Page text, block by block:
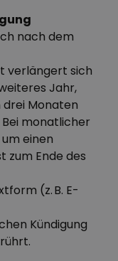
nach dem
verlängert sich
Jahr,
Monaten
monatlicher
einen
zum Ende des
(z. B. E-
Kündigung